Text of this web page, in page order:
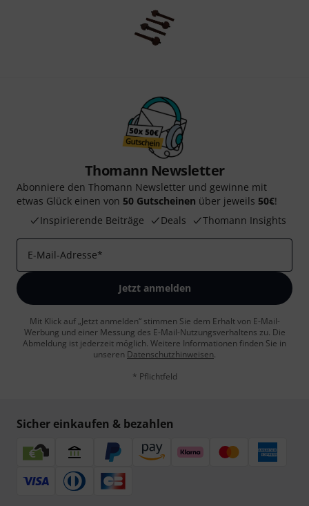
Thomann Newsletter
Abonniere den Thomann Newsletter und gewinne mit
etwas Glück einen von 50 Gutscheinen über jeweils 50€!
Inspirierende Beiträge
Deals Thomann Insights
E-Mail-Adresse*
Jetzt anmelden
Mit Klick auf „Jetzt anmelden“ stimmen Sie dem Erhalt von E-Mail-
Werbung und einer Messung des E-Mail-Nutzungsverhaltens zu. Die
Abmeldung ist jederzeit möglich. Weitere Informationen finden Sie in
unseren Datenschutzhinweisen.
* Pflichtfeld
Sicher einkaufen & bezahlen